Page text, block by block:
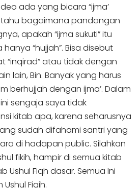
ada yang bicara “ijma’
tahu bagaimana pandangan
apakah “ijma sukuti” itu
“hujjah”. Bisa disebut
“inqirad” atau tidak dengan
lain, Bin. Banyak yang harus
berhujjah dengan ijma’. Dalam
sengaja saya tidak
kitab apa, karena seharusnya
sudah difahami santri yang
di hadapan public. Silahkan
fikih, hampir di semua kitab
Ushul Fiqh dasar. Semua Ini
Fiqih.